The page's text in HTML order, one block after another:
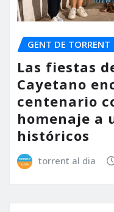
GENT DE TORRENT
Las fiestas
Cayetano
centenario
homenaje a
históricos
torrent al dia